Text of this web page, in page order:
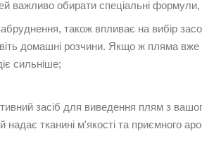
обирати спеціальні формули,
також впливає на вибір
домашні розчини. Якщо ж пляма вже
сильніше;
засіб для виведення плям з
надає тканині м'якості та приємного